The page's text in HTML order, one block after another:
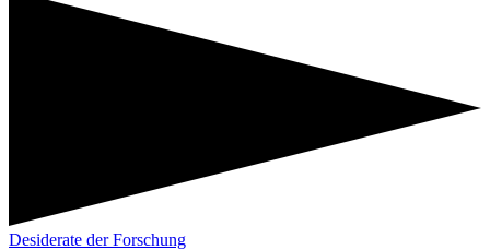
Desiderate der Forschung